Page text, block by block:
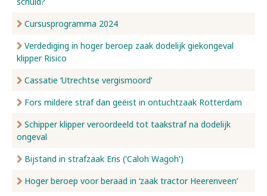
Cursusprogramma 2024
Verdediging in hoger beroep zaak dodelijk giekongeval
klipper Risico
Cassatie ‘Utrechtse vergismoord’
Fors mildere straf dan geëist in ontuchtzaak Rotterdam
Schipper klipper veroordeeld tot taakstraf na dodelijk
ongeval
Bijstand in strafzaak Eris ('Caloh Wagoh')
Hoger beroep voor beraad in ‘zaak tractor Heerenveen’